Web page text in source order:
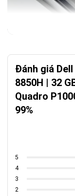
Đánh giá
8850H | 32
Quadro
99%
5
4
3
2